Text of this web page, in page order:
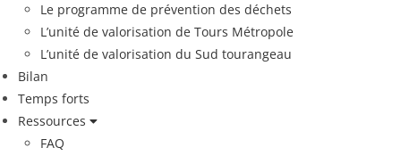
Le programme de prévention des déchets
L’unité de valorisation de Tours Métropole
L’unité de valorisation du Sud tourangeau
Bilan
Temps forts
Ressources
FAQ